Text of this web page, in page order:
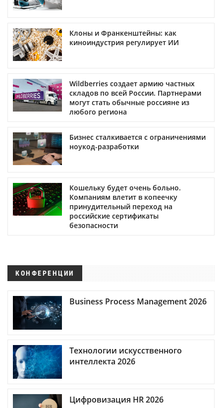
Клоны и Франкенштейны: как
киноиндустрия регулирует ИИ
Wildberries создает армию частных
складов по всей России. Партнерами
могут стать обычные россияне из
любого региона
Бизнес сталкивается с ограничениями
ноукод-разработки
Кошельку будет очень больно.
Компаниям влетит в копеечку
принудительный переход на
российские сертификаты
безопасности
КОНФЕРЕНЦИИ
Business Process Management 2026
Технологии искусственного
интеллекта 2026
Цифровизация HR 2026